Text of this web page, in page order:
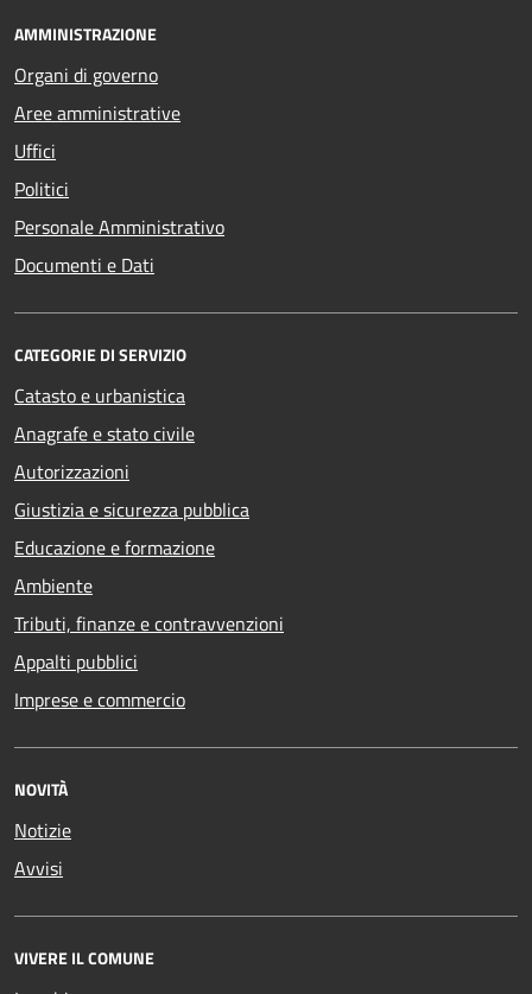
AMMINISTRAZIONE
Organi di governo
Aree amministrative
Uffici
Politici
Personale Amministrativo
Documenti e Dati
CATEGORIE DI SERVIZIO
Catasto e urbanistica
Anagrafe e stato civile
Autorizzazioni
Giustizia e sicurezza pubblica
Educazione e formazione
Ambiente
Tributi, finanze e contravvenzioni
Appalti pubblici
Imprese e commercio
NOVITÀ
Notizie
Avvisi
VIVERE IL COMUNE